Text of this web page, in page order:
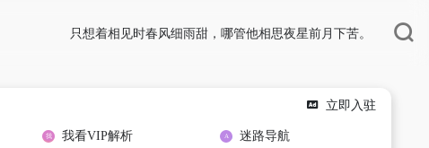
只想着相见时春风细雨甜，哪管他相思夜星前月下苦。
立即入驻
我看VIP解析 迷路导航